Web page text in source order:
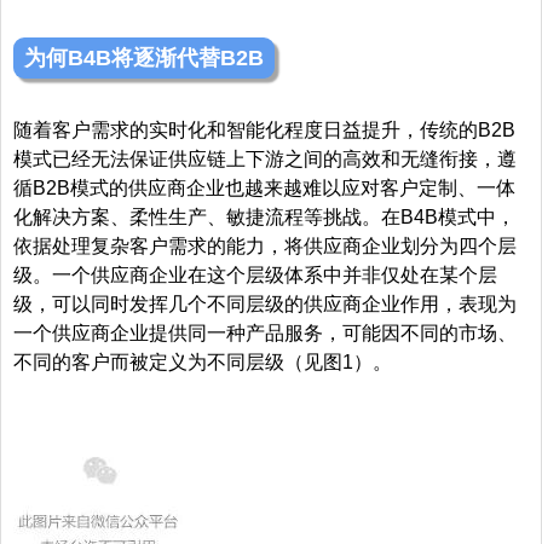
为何B4B将逐渐代替B2B
随着客户需求的实时化和智能化程度日益提升，传统的B2B
模式已经无法保证供应链上下游之间的高效和无缝衔接，遵
循B2B模式的供应商企业也越来越难以应对客户定制、一体
化解决方案、柔性生产、敏捷流程等挑战。在B4B模式中，
依据处理复杂客户需求的能力，将供应商企业划分为四个层
级。一个供应商企业在这个层级体系中并非仅处在某个层
级，可以同时发挥几个不同层级的供应商企业作用，表现为
一个供应商企业提供同一种产品服务，可能因不同的市场、
不同的客户而被定义为不同层级（见图1）
。